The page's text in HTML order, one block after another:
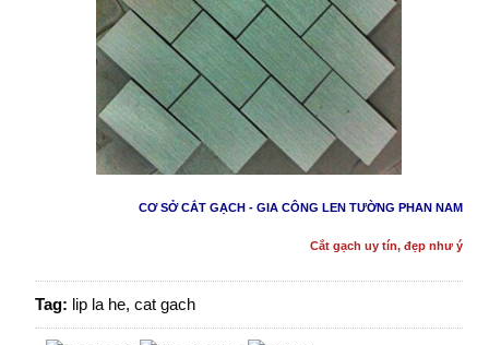
CƠ SỞ CẮT GẠCH - GIA CÔNG LEN TƯỜNG PHAN NAM
Cắt gạch uy tín, đẹp như ý
Tag: lip la he, cat gach